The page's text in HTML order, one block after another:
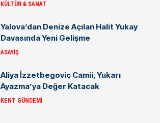
KÜLTÜR & SANAT
Yalova’dan Denize Açılan Halit Yukay
Davasında Yeni Gelişme
ASAYIŞ
Aliya İzzetbegoviç Camii, Yukarı
Ayazma’ya Değer Katacak
KENT GÜNDEMI